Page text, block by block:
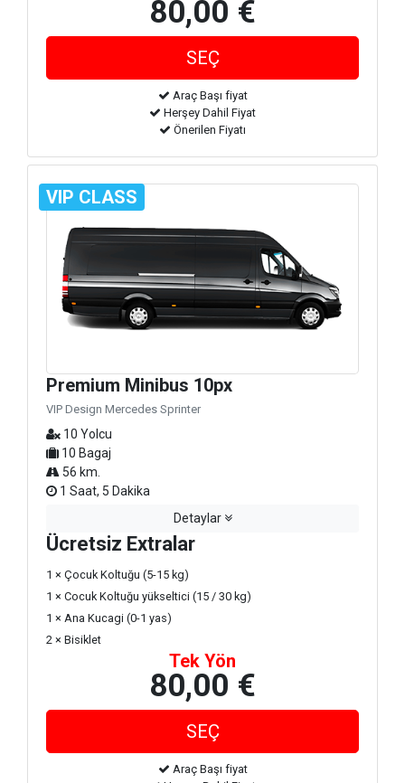
80,00 €
Araç Başı fiyat
Herşey Dahil Fiyat
Önerilen Fiyatı
VIP CLASS
Premium Minibus 10px
VIP Design Mercedes Sprinter
10 Yolcu
10 Bagaj
56 km.
1 Saat, 5 Dakika
Detaylar
Ücretsiz Extralar
1 × Çocuk Koltuğu (5-15 kg)
1 × Cocuk Koltuğu yükseltici (15 / 30 kg)
1 × Ana Kucagi (0-1 yas)
2 × Bisiklet
Tek Yön
80,00 €
Araç Başı fiyat